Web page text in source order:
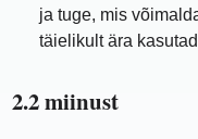
ja tuge, mis
täielikult ära
2.2 miinust